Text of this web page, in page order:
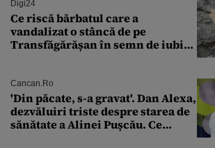
Digi24
Ce riscă bărbatul care a
vandalizat o stâncă de pe
Transfăgărășan în semn de iubire
Cancan.ro
'Din păcate, s-a gravat'. Dan Alexa,
dezvăluiri triste despre starea de
sănătate a Alinei Pușcău. Ce